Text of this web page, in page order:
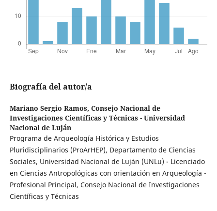
Biografía del autor/a
Mariano Sergio Ramos, Consejo Nacional de
Investigaciones Científicas y Técnicas - Universidad
Nacional de Luján
Programa de Arqueología Histórica y Estudios
Pluridisciplinarios (ProArHEP), Departamento de Ciencias
Sociales, Universidad Nacional de Luján (UNLu) - Licenciado
en Ciencias Antropológicas con orientación en Arqueología -
Profesional Principal, Consejo Nacional de Investigaciones
Científicas y Técnicas